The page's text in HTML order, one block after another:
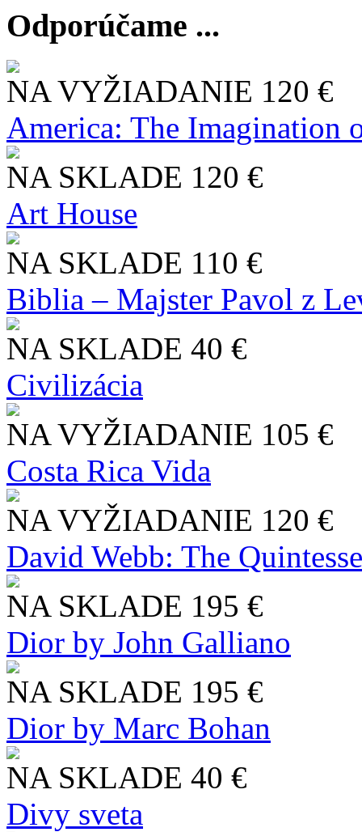
Odporúčame ...
NA VYŽIADANIE 120 €
America: The Imagination
NA SKLADE 120 €
Art House
NA SKLADE 110 €
Biblia – Majster Pavol z
NA SKLADE 40 €
Civilizácia
NA VYŽIADANIE 105 €
Costa Rica Vida
NA VYŽIADANIE 120 €
David Webb: The
NA SKLADE 195 €
Dior by John Galliano
NA SKLADE 195 €
Dior by Marc Bohan
NA SKLADE 40 €
Divy sveta